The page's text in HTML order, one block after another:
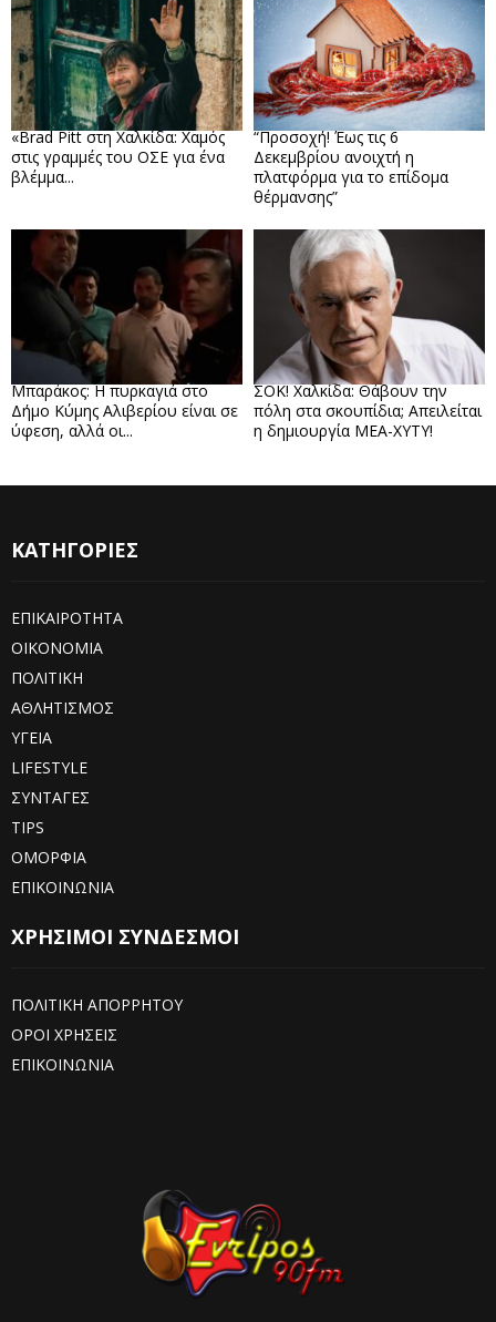
«Brad Pitt στη Χαλκίδα: Χαμός
στις γραμμές του ΟΣΕ για ένα
βλέμμα...
“Προσοχή! Έως τις 6
Δεκεμβρίου ανοιχτή η
πλατφόρμα για το επίδομα
θέρμανσης”
Μπαράκος: Η πυρκαγιά στο
Δήμο Κύμης Αλιβερίου είναι σε
ύφεση, αλλά οι...
ΣΟΚ! Χαλκίδα: Θάβουν την
πόλη στα σκουπίδια; Απειλείται
η δημιουργία ΜΕΑ-ΧΥΤΥ!
ΚΑΤΗΓΟΡΙΕΣ
ΕΠΙΚΑΙΡΟΤΗΤΑ
ΟΙΚΟΝΟΜΙΑ
ΠΟΛΙΤΙΚΗ
ΑΘΛΗΤΙΣΜΟΣ
ΥΓΕΙΑ
LIFESTYLE
ΣΥΝΤΑΓΕΣ
TIPS
ΟΜΟΡΦΙΑ
ΕΠΙΚΟΙΝΩΝΙΑ
ΧΡΗΣΙΜΟΙ ΣΥΝΔΕΣΜΟΙ
ΠΟΛΙΤΙΚΗ ΑΠΟΡΡΗΤΟΥ
ΟΡΟΙ ΧΡΗΣΕΙΣ
ΕΠΙΚΟΙΝΩΝΙΑ